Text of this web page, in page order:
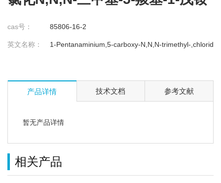
cas号： 85806-16-2
英文名称： 1-Pentanaminium,5-carboxy-N,N,N-trimethyl-,chloride
产品详情 技术文档 参考文献
暂无产品详情
相关产品